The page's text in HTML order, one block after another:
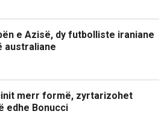
e Azisë, dy futbolliste iraniane
australiane
merr formë, zyrtarizohet
edhe Bonucci